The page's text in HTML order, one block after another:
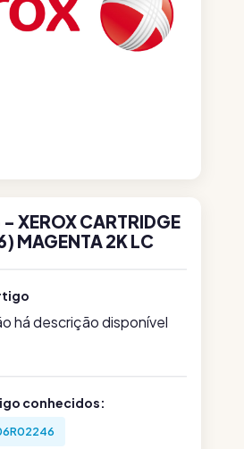
XEROX CARTRIDGE
MAGENTA 2K LC
há descrição disponível
conhecidos: